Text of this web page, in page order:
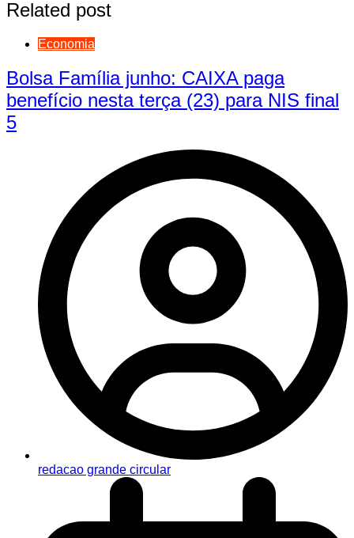
Related post
Economia
Bolsa Família junho: CAIXA paga
benefício nesta terça (23) para NIS final
5
redacao grande circular